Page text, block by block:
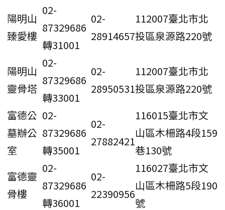
陽明山
臻愛樓
02-
87329686
轉31001
02-
28914657
112007臺北市北
投區泉源路220號
陽明山
靈骨塔
02-
87329686
轉33001
02-
28950531
112007臺北市北
投區泉源路220號
富德公
墓辦公
室
02-
87329686
轉35001
02-
27882421
116015臺北市文
山區木柵路4段159
巷130號
富德靈
骨樓
02-
87329686
轉36001
02-
22390956
116027臺北市文
山區木柵路5段190
號